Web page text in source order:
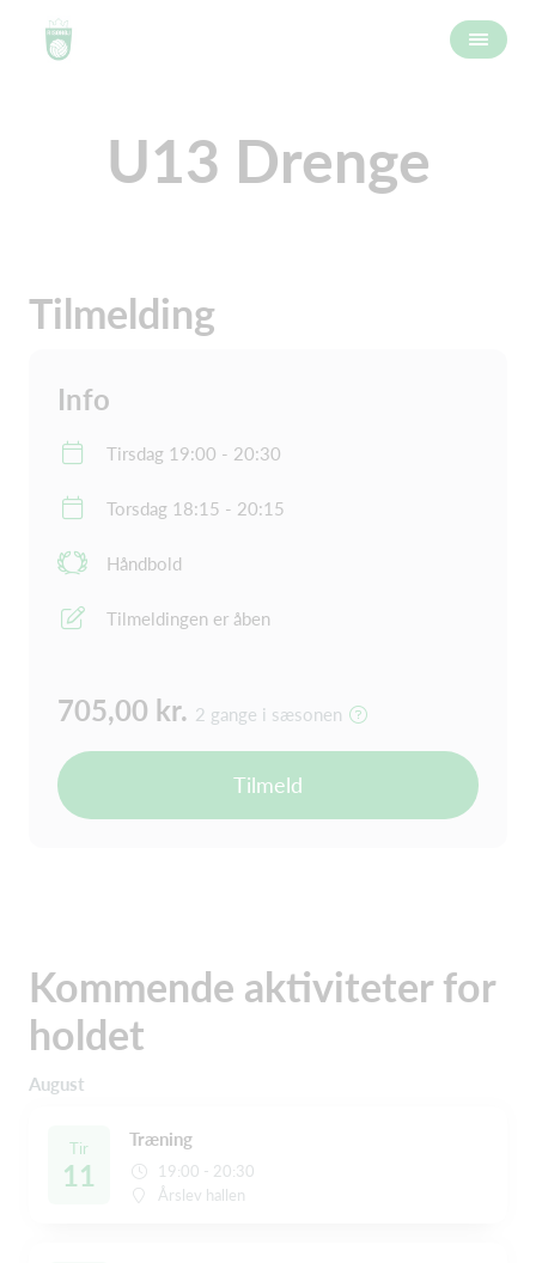
U13 Drenge
Tilmelding
Info
Tirsdag 19:00 - 20:30
Torsdag 18:15 - 20:15
Håndbold
Tilmeldingen er åben
705,00 kr. 2 gange i sæsonen
Tilmeld
Kommende aktiviteter for
holdet
August
Tir
11
Træning
19:00 - 20:30
Årslev hallen